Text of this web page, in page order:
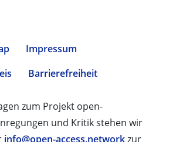
Impressum
Barrierefreiheit
zum Projekt open-
und Kritik stehen wir
info@open-access.networkzur